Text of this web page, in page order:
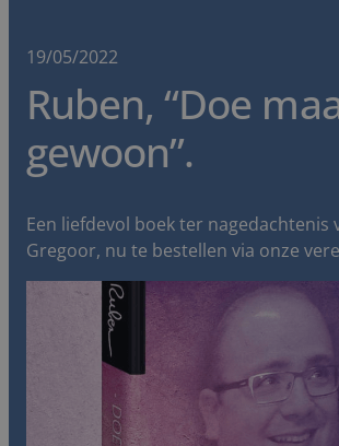
19/05/2022
Ruben, “Doe
gewoon”.
Een liefdevol boek ter nagedachtenis
Gregoor, nu te bestellen via onze